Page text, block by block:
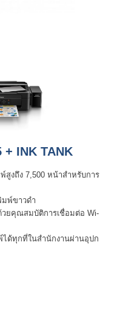
+ INK TANK
งถึง 7,500 หน้าสำหรับการ
มพ์ขาวดำ
วยคุณสมบัติการเชื่อมต่อ Wi-
ด้ทุกที่ในสำนักงานผ่านอุปก